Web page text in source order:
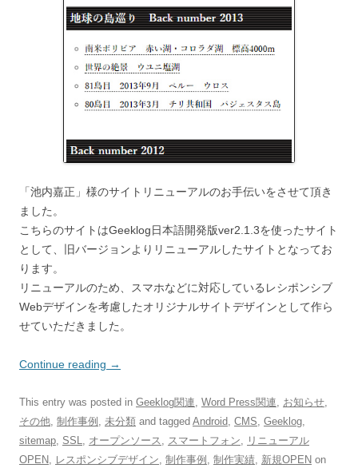
「池内嘉正」様のサイトリニューアルのお手伝いをさせて頂き
ました。
こちらのサイトはGeeklog日本語開発版ver2.1.3を使ったサイト
として、旧バージョンよりリニューアルしたサイトとなってお
ります。
リニューアルのため、スマホなどに対応しているレシポンシブ
Webデザインを考慮したオリジナルサイトデザインとして作ら
せていただきました。
Continue reading →
This entry was posted in Geeklog関連, Word Press関連, お知らせ,
その他, 制作事例 , 未分類 and tagged Android, CMS, Geeklog,
sitemap, SSL, オープンソース , スマートフォン, リニューアル
OPEN, レスポンシブデザイン, 制作事例 , 制作実績, 新規OPEN on